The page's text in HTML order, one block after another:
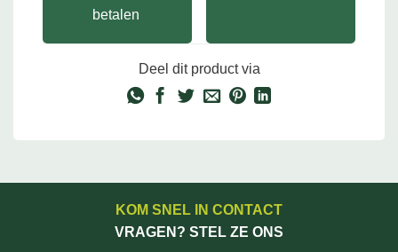
betalen
Deel dit product via
KOM SNEL IN CONTACT
VRAGEN? STEL ZE ONS